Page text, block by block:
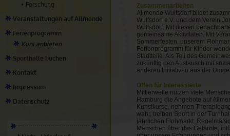
Forschung
Veranstaltungen auf Allmende
Ferienprogramm
Kurs anbieten
Sporthalle buchen
Kontakt
Impressum
Datenschutz
Zusammenarbeiten
Allmende Wulfsdorf bildet
Wulfsdorf e.V. und dem Verein
Wulfsdorf. Mit diesen
gemeinsame Aktivitäten. Mit
Sommerfesten, unserem
Ferienprogramm für Kinder
Stadtteile. Als Teil des
zukünftig den Austausch mit
anderen Initiativen aus der
Offen für Interessierte
Mittlerweile nutzen viele
Hamburg die Angebote auf
Kunstkurse, nehmen
wahr, treiben Sport in der
jährlichen Flohmarkt.
Menschen über das Gelände,